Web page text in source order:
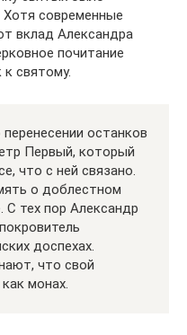
Хотя современные
вклад Александра
почитание
к святому.
останков
Первый, который
что с ней связано.
о доблестном
С тех пор Александр
доспехах.
что свой
монах.